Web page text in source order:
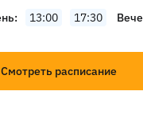
13:00 17:30
Смотреть расписание